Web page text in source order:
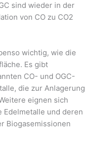
sind wieder in der
von CO zu CO2
wichtig, wie die
Es gibt
CO- und OGC-
die zur Anlagerung
eignen sich
Edelmetalle und deren
Biogasemissionen